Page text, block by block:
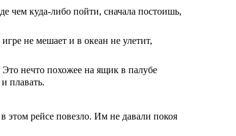
чем куда-либо пойти, сначала постоишь,
не мешает и в океан не улетит,
нечто похожее на ящик в палубе
плавать.
рейсе повезло. Им не давали покоя